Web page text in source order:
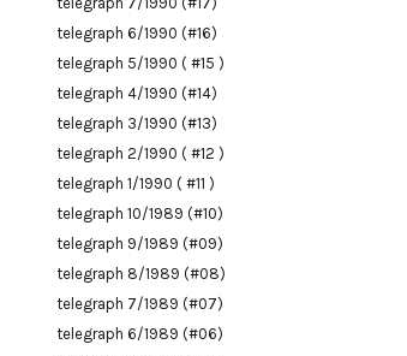
telegraph 6/1990 (#16)
telegraph 5/1990 ( #15 )
telegraph 4/1990 (#14)
telegraph 3/1990 (#13)
telegraph 2/1990 ( #12 )
telegraph 1/1990 ( #11 )
telegraph 10/1989 (#10)
telegraph 9/1989 (#09)
telegraph 8/1989 (#08)
telegraph 7/1989 (#07)
telegraph 6/1989 (#06)